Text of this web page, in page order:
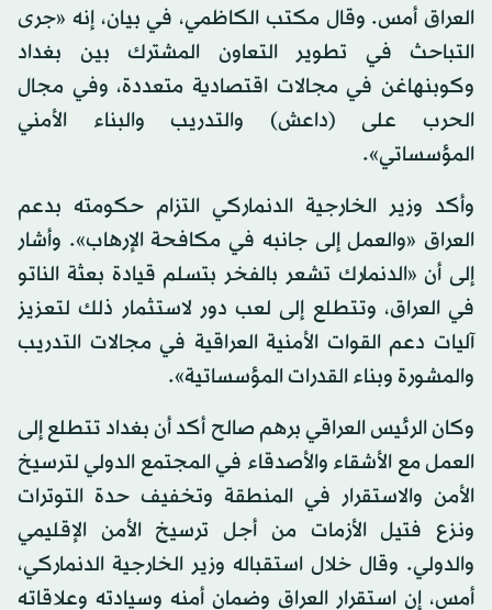
العراق أمس. وقال مكتب الكاظمي، في بيان، إنه «جرى
التباحث في تطوير التعاون المشترك بين بغداد
وكوبنهاغن في مجالات اقتصادية متعددة، وفي مجال
الحرب على (داعش) والتدريب والبناء الأمني
المؤسساتي».
وأكد وزير الخارجية الدنماركي التزام حكومته بدعم
العراق «والعمل إلى جانبه في مكافحة الإرهاب». وأشار
إلى أن «الدنمارك تشعر بالفخر بتسلم قيادة بعثة الناتو
في العراق، وتتطلع إلى لعب دور لاستثمار ذلك لتعزيز
آليات دعم القوات الأمنية العراقية في مجالات التدريب
والمشورة وبناء القدرات المؤسساتية».
وكان الرئيس العراقي برهم صالح أكد أن بغداد تتطلع إلى
العمل مع الأشقاء والأصدقاء في المجتمع الدولي لترسيخ
الأمن والاستقرار في المنطقة وتخفيف حدة التوترات
ونزع فتيل الأزمات من أجل ترسيخ الأمن الإقليمي
والدولي. وقال خلال استقباله وزير الخارجية الدنماركي،
أمس، إن استقرار العراق وضمان أمنه وسيادته وعلاقاته